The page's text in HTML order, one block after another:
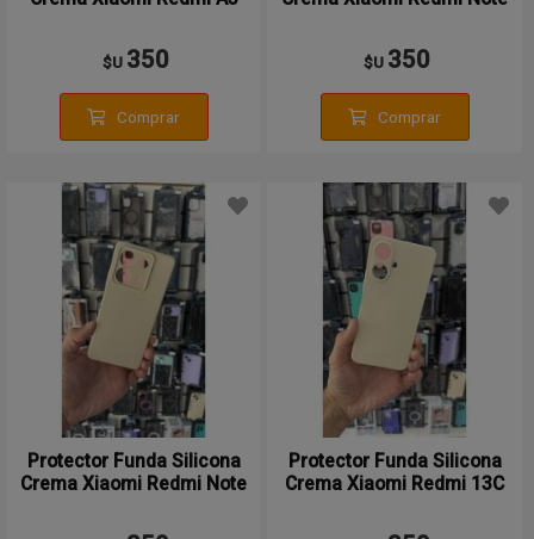
$U 350
Comprar
$U 350
Comprar
Protector Funda Silicona
Crema Xiaomi Redmi Note
Protector Funda Silicona
Crema Xiaomi Redmi 13C